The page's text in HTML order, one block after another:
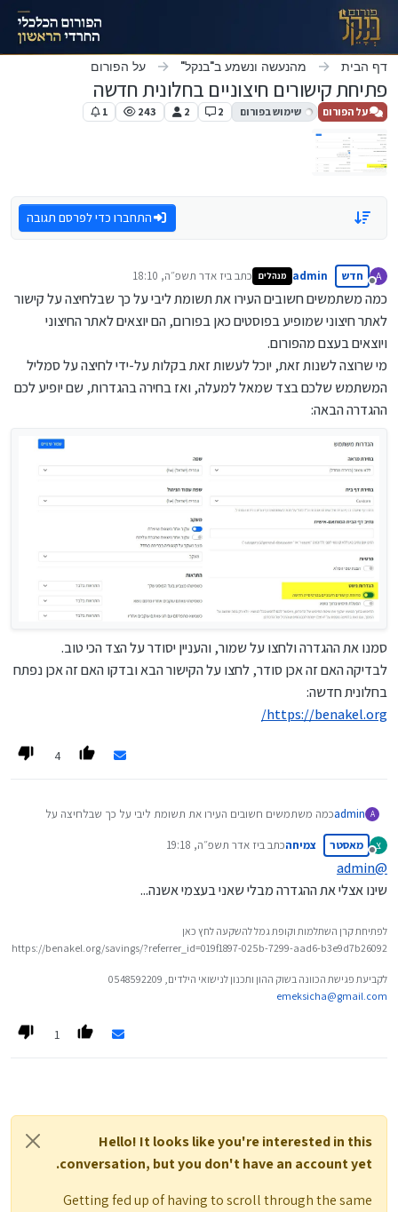
דילוג לתוכן
דף הבית מהנעשה ונשמע ב"בנקל" על הפורום
פתיחת קישורים חיצוניים בחלונית חדשה
על הפורום שימוש בפורום 2
2
243
1
התחברו כדי לפרסם תגובה
A
מנותק
חדש admin מנהלים כתב ביז אדר תשפ״ה, 18:10
נערך לאחרונה על ידי
כמה משתמשים חשובים העירו את תשומת ליבי על כך שבלחיצה על קישור
לאתר חיצוני שמופיע בפוסטים כאן בפורום, הם יוצאים לאתר החיצוני
ויוצאים בעצם מהפורום.
מי שרוצה לשנות זאת, יוכל לעשות זאת בקלות על-ידי לחיצה על סמליל
המשתמש שלכם בצד שמאל למעלה, ואז בחירה בהגדרות, שם יופיע לכם
ההגדרה הבאה:
סמנו את ההגדרה ולחצו על שמור, והעניין יסודר על הצד הכי טוב.
לבדיקה האם זה אכן סודר, לחצו על הקישור הבא ובדקו האם זה אכן נפתח
בחלונית חדשה:
https://benakel.org/
4
A
adminכמה משתמשים חשובים העירו את תשומת ליבי על כך שבלחיצה על
קישור לאתר חיצוני שמופיע בפוסטים כאן בפורום, הם יוצאים לאתר
החיצוני ויוצאים בעצם מהפורום.
המשתמש שלכם בצד שמאל למעלה, ואז בחירה בהגדרות, שם יופיע לכם
ההגדרה הבאה:
צ
מנותק
מאסטר צמיחהכתב ביז אדר תשפ״ה, 19:18
נערך לאחרונה על ידי
@
admin
שינו אצלי את ההגדרה מבלי שאני בעצמי אשנה...
לפתיחת קרן השתלמות וקופת גמל להשקעה לחץ כאן
https://benakel.org/savings/?referrer_id=019f1897-025b-7299-aad6-b3e9d7b26092
לקביעת פגישת הכוונה בשוק ההון ותכנון לנישואי הילדים, 0548592209
emeksicha@gmail.com
1
Hello! It looks like you're interested in this
conversation, but you don't have an account yet.
Getting fed up of having to scroll through the same